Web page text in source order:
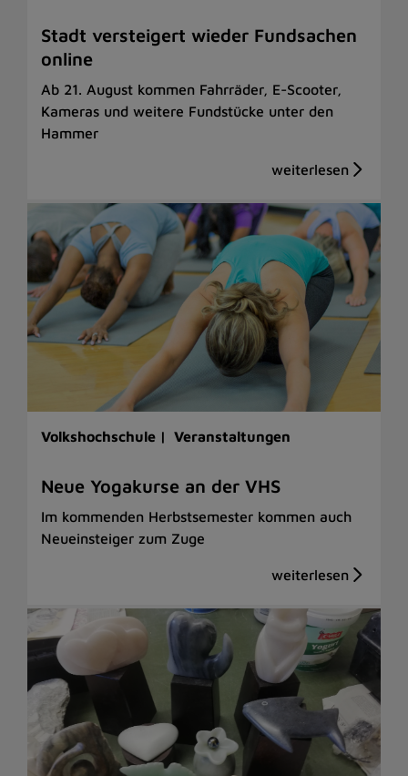
Stadt versteigert wieder Fundsachen
online
Ab 21. August kommen Fahrräder, E-Scooter,
Kameras und weitere Fundstücke unter den
Hammer
Volkshochschule | Veranstaltungen
Neue Yogakurse an der VHS
Im kommenden Herbstsemester kommen auch
Neueinsteiger zum Zuge